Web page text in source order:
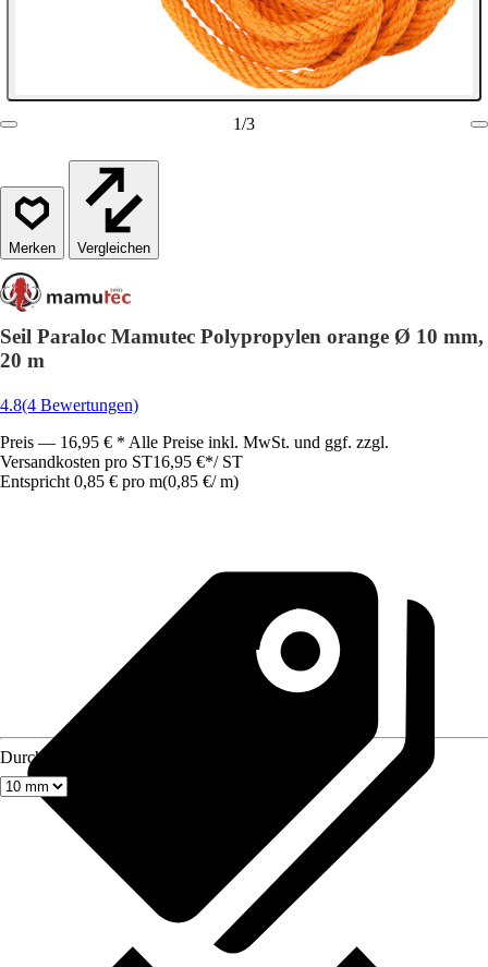
1/3
Vergleichen
Seil Paraloc Mamutec Polypropylen orange Ø 10 mm,
20 m
4.8(4 Bewertungen)
Preis — 16,95 € * Alle Preise inkl. MwSt. und ggf. zzgl.
Versandkosten pro ST16,95 €*/ ST
Entspricht 0,85 € pro m(0,85 €/ m)
Durchmesser